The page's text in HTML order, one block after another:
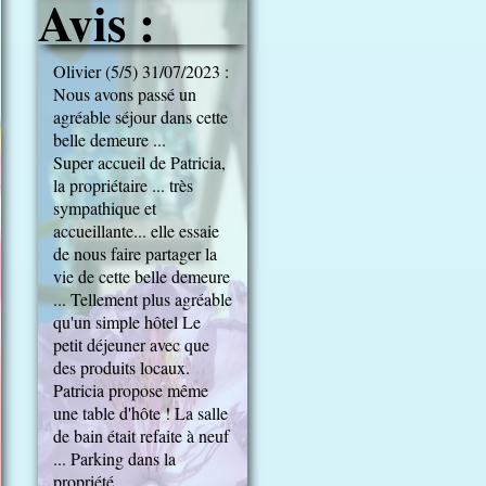
Avis :
Olivier (5/5) 31/07/2023 :
Nous avons passé un
agréable séjour dans cette
belle demeure ...
Super accueil de Patricia,
la propriétaire ... très
sympathique et
accueillante... elle essaie
de nous faire partager la
vie de cette belle demeure
... Tellement plus agréable
qu'un simple hôtel Le
petit déjeuner avec que
des produits locaux.
Patricia propose même
une table d'hôte ! La salle
de bain était refaite à neuf
... Parking dans la
propriété.